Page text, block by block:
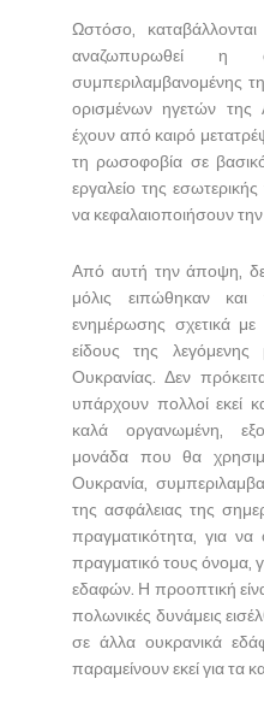
Ωστόσο,
αναζωπυρωθεί
συμπεριλαμβανομένης
ορισμένων ηγετών της
έχουν από καιρό
τη ρωσοφοβία σε
εργαλείο της
να κεφαλαιοποιήσουν
Από αυτή την άποψη,
μόλις ειπώθηκαν
ενημέρωσης σχετικά
είδους της λεγόμενης
Ουκρανίας. Δεν
υπάρχουν πολλοί εκεί
καλά οργανωμένη,
μονάδα που θα
Ουκρανία,
της ασφάλειας της
πραγματικότητα, για
πραγματικό τους όνομα,
εδαφών. Η προοπτική
πολωνικές δυνάμεις
σε άλλα ουκρανικά
παραμείνουν εκεί για τα